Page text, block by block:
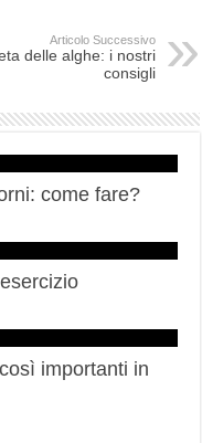
Articolo Successivo
delle alghe: i nostri
consigli
come fare?
importanti in